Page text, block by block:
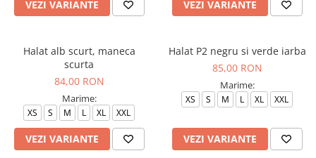
VEZI VARIANTE VEZI VARIANTE
Halat alb scurt, maneca
scurta
84,00 RON
Marime:
XS S M L XL XXL
VEZI VARIANTE
Halat P2 negru si verde iarba
85,00 RON
Marime:
XS S M L XL XXL
VEZI VARIANTE